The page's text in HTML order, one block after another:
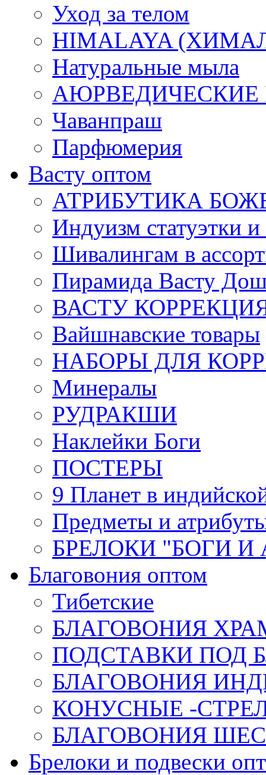
Уход за телом
HIMALAYA
Натуральные мыла
Чаванпраш
Парфюмерия
Васту оптом
АТРИБУТИКА
Индуизм статуэтки
Шивалингам в
Пирамида Васту
ВАСТУ
Вайшнавские товары
НАБОРЫ ДЛЯ
Минералы
РУДРАКШИ
Наклейки Боги
ПОСТЕРЫ
9 Планет в
Предметы и
БРЕЛОКИ "БОГИ И
Благовония оптом
Тибетские
БЛАГОВОНИЯ
ПОДСТАВКИ ПОД
БЛАГОВОНИЯ
КОНУСНЫЕ -
БЛАГОВОНИЯ
Брелоки и подвески